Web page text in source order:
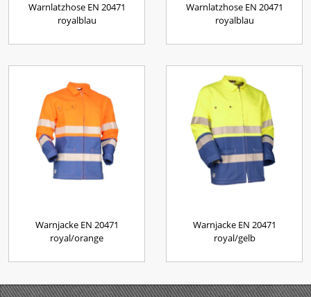
Warnlatzhose EN 20471
royalblau
Warnlatzhose EN 20471
royalblau
Warnjacke EN 20471
royal/orange
Warnjacke EN 20471
royal/gelb